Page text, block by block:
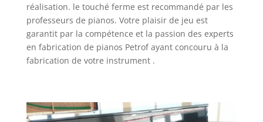
réalisation. le touché ferme est recommandé par les
professeurs de pianos. Votre plaisir de jeu est
garantit par la compétence et la passion des experts
en fabrication de pianos Petrof ayant concouru à la
fabrication de votre instrument .